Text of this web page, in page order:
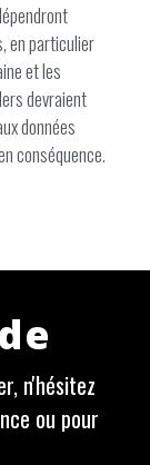
en particulier
et les
devraient
données
conséquence.
n'hésitez
ou pour